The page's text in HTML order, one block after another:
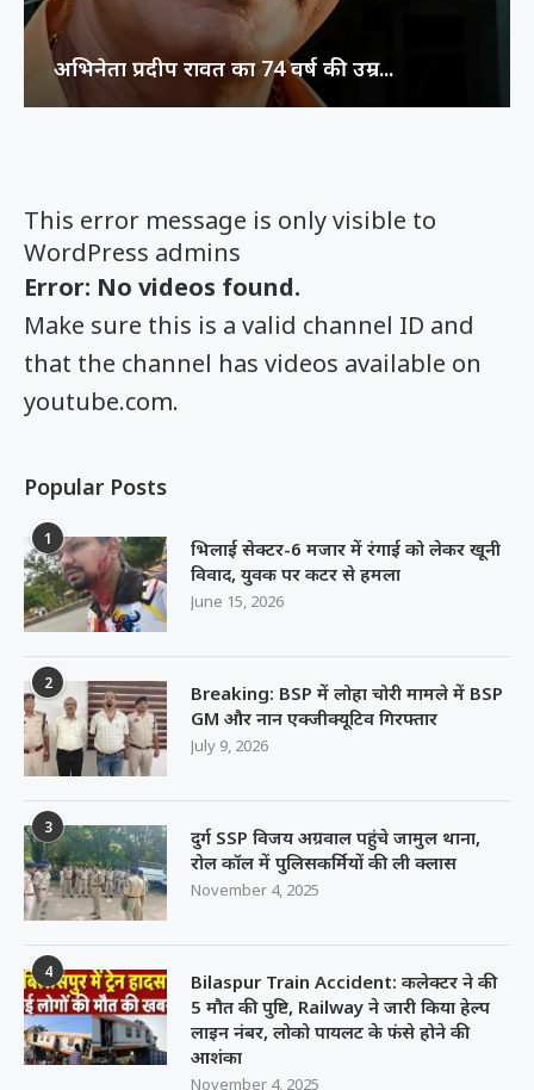
This error message is only visible to
WordPress admins
Error: No videos found.
Make sure this is a valid channel ID and
that the channel has videos available on
youtube.com.
Popular Posts
1
भिलाई सेक्टर-6 मजार में रंगाई को लेकर खूनी
विवाद, युवक पर कटर से हमला
June 15, 2026
2
Breaking: BSP में लोहा चोरी मामले में BSP
GM और नान एक्जीक्यूटिव गिरफ्तार
July 9, 2026
3
दुर्ग SSP विजय अग्रवाल पहुंचे जामुल थाना,
रोल कॉल में पुलिसकर्मियों की ली क्लास
November 4, 2025
4
Bilaspur Train Accident: कलेक्टर ने की
5 मौत की पुष्टि, Railway ने जारी किया हेल्प
लाइन नंबर, लोको पायलट के फंसे होने की
आशंका
November 4, 2025
अभिनेता प्रदीप रावत का 74 वर्ष की उम्र...